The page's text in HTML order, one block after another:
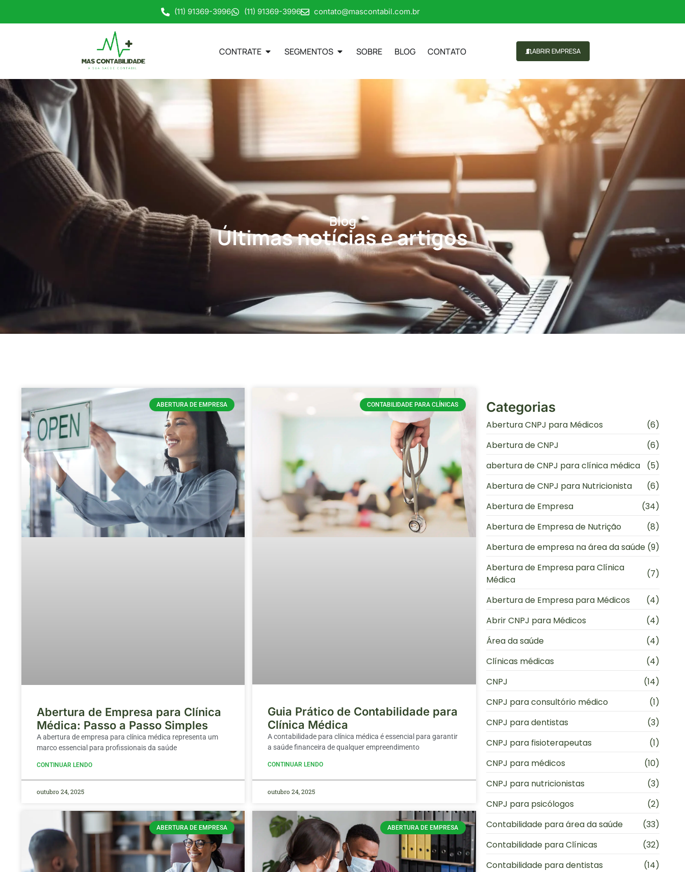
(11) 91369-3996 (11) 91369-3996 contato@mascontabil.com.br
CONTRATE SEGMENTOS SOBRE BLOG CONTATO ABRIR EMPRESA
Blog
Últimas notícias e artigos
ABERTURA DE EMPRESA
Abertura de Empresa para Clínica
Médica: Passo a Passo Simples
A abertura de empresa para clínica médica representa um
marco essencial para profissionais da saúde
CONTINUAR LENDO
outubro 24, 2025
CONTABILIDADE PARA CLÍNICAS
Guia Prático de Contabilidade para
Clínica Médica
A contabilidade para clínica médica é essencial para garantir
a saúde financeira de qualquer empreendimento
CONTINUAR LENDO
outubro 24, 2025
ABERTURA DE EMPRESA ABERTURA DE EMPRESA
Categorias
Abertura CNPJ para Médicos
(6)
Abertura de CNPJ
(6)
abertura de CNPJ para clínica médica
(5)
Abertura de CNPJ para Nutricionista
(6)
Abertura de Empresa
(34)
Abertura de Empresa de Nutrição
(8)
Abertura de empresa na área da saúde (9)
Abertura de Empresa para Clínica
Médica
(7)
Abertura de Empresa para Médicos
(4)
Abrir CNPJ para Médicos
(4)
Área da saúde
(4)
Clínicas médicas
(4)
CNPJ
(14)
CNPJ para consultório médico
(1)
CNPJ para dentistas
(3)
CNPJ para fisioterapeutas
(1)
CNPJ para médicos
(10)
CNPJ para nutricionistas
(3)
CNPJ para psicólogos
(2)
Contabilidade para área da saúde
(33)
Contabilidade para Clínicas
(32)
Contabilidade para dentistas
(14)